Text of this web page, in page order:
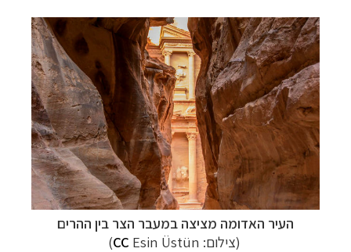
העיר האדומה מציצה במעבר הצר בין ההרים
(צילום:
CC Esin Üstün)